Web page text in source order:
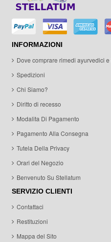
INFORMAZIONI
Dove comprare rimedi ayurvedici
Spedizioni
Chi Siamo?
Diritto di recesso
Modalita Di Pagamento
Pagamento Alla Consegna
Tutela Della Privacy
Orari del Negozio
Benvenuto Su Stellatum
SERVIZIO CLIENTI
Contattaci
Restituzioni
Mappa del Sito